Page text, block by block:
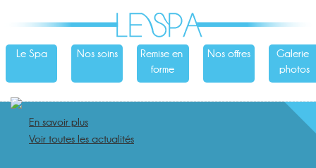
Le Spa Nos soins
Remise en
forme
Nos offres
Galerie
photos
En savoir plus
Voir toutes les actualités